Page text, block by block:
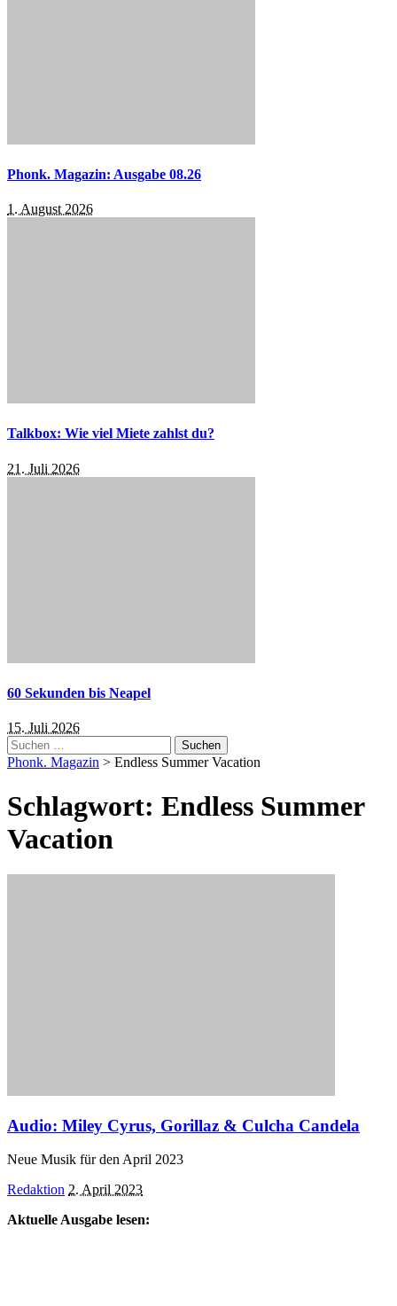
Phonk. Magazin: Ausgabe 08.26
1. August 2026
Talkbox: Wie viel Miete zahlst du?
21. Juli 2026
60 Sekunden bis Neapel
15. Juli 2026
Suchen
nach:
Phonk. Magazin > Endless Summer Vacation
Schlagwort: Endless Summer
Vacation
Audio: Miley Cyrus, Gorillaz & Culcha Candela
Neue Musik für den April 2023
Posted
Redaktion 2. April 2023
Aktuelle Ausgabe lesen: